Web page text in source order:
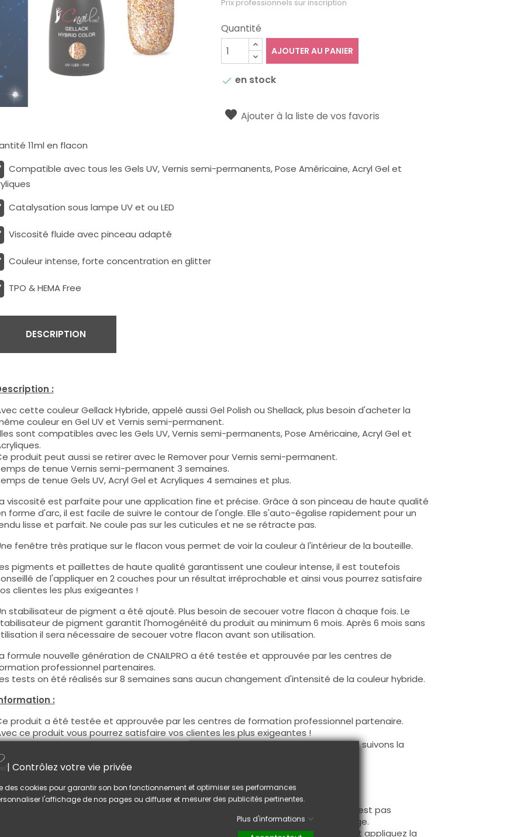
Prix professionnels sur inscription
Quantité
AJOUTER AU PANIER
 en stock
Ajouter à la liste de vos favoris
11ml en flacon
Compatible avec tous les Gels UV, Vernis semi-permanents, Pose Américaine, Acryl Gel et
Catalysation sous lampe UV et ou LED
Viscosité fluide avec pinceau adapté
Couleur intense, forte concentration en glitter
TPO & HEMA Free
DESCRIPTION
:
cette couleur Gellack Hybride, appelé aussi Gel Polish ou Shellack, plus besoin d'acheter la
couleur en Gel UV et Vernis semi-permanent.
sont compatibles avec les Gels UV, Vernis semi-permanents, Pose Américaine, Acryl Gel et
produit peut aussi se retirer avec le Remover pour Vernis semi-permanent.
de tenue Vernis semi-permanent 3 semaines.
de tenue Gels UV, Acryl Gel et Acryliques 4 semaines et plus.
viscosité est parfaite pour une application fine et précise. Grâce à son pinceau de haute qualité
forme d'arc, il est facile de suivre le contour de l'ongle. Elle s'auto-égalise rapidement pour un
lisse et parfait. Ne coule pas sur les cuticules et ne se rétracte pas.
fenêtre très pratique sur le flacon vous permet de voir la couleur à l'intérieur de la bouteille.
pigments et paillettes de haute qualité garantissent une couleur intense, il est toutefois
de l'appliquer en 2 couches pour un résultat irréprochable et ainsi vous pourrez satisfaire
clientes les plus exigeantes !
stabilisateur de pigment a été ajouté. Plus besoin de secouer votre flacon à chaque fois. Le
de pigment garantit l'homogénéité du produit au minimum 6 mois. Après 6 mois sans
il sera nécessaire de secouer votre flacon avant son utilisation.
formule nouvelle génération de CNAILPRO a été testée et approuvée par les centres de
professionnel partenaires.
tests on été réalisés sur 8 semaines sans aucun changement d'intensité de la couleur hybride.
:
produit a été testée et approuvée par les centres de formation professionnel partenaire.
ce produit vous pourrez satisfaire vos clientes les plus exigeantes !
plus, CNAILPRO porte une attention particulière au formule de ces produits, nous suivons la
en vigueur et garantissons la conformité de nos produits.
pour garantir une sécurité d'utilisation optimale.
:
Cette couleur s'applique avec son pinceau, de manière généreuse, sur la base (il n'est pas
nécessaire de dégraisser la couche de cohésion) ou sur la construction après limage.
Ce produit s'applique en deux couches, fermez le bord libre à la première couche et appliquez la
| Contrôlez votre vie privée
des cookies pour garantir son bon fonctionnement et optimiser ses performances
l'affichage de nos pages ou diffuser et mesurer des publicités pertinentes.
Plus d'informations